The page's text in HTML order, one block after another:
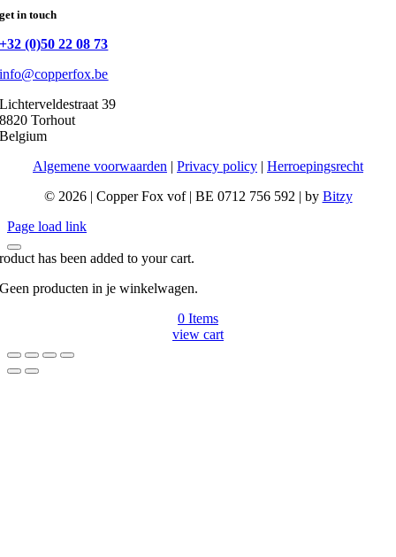
get in touch
+32 (0)50 22 08 73
info@copperfox.be
Lichterveldestraat 39
8820 Torhout
Belgium
Algemene voorwaarden | Privacy policy | Herroepingsrecht
© 2026 | Copper Fox vof | BE 0712 756 592 | by Bitzy
Page load link
has been added to your cart.
Geen producten in je winkelwagen.
0 Items
view cart